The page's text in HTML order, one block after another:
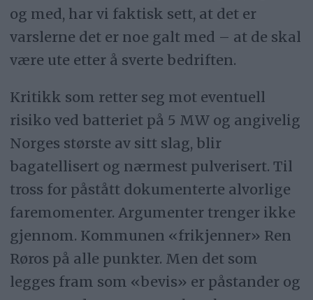
og med, har vi faktisk sett, at det er
varslerne det er noe galt med – at de skal
være ute etter å sverte bedriften.
Kritikk som retter seg mot eventuell
risiko ved batteriet på 5 MW og angivelig
Norges største av sitt slag, blir
bagatellisert og nærmest pulverisert. Til
tross for påstått dokumenterte alvorlige
faremomenter. Argumenter trenger ikke
gjennom. Kommunen «frikjenner» Ren
Røros på alle punkter. Men det som
legges fram som «bevis» er påstander og